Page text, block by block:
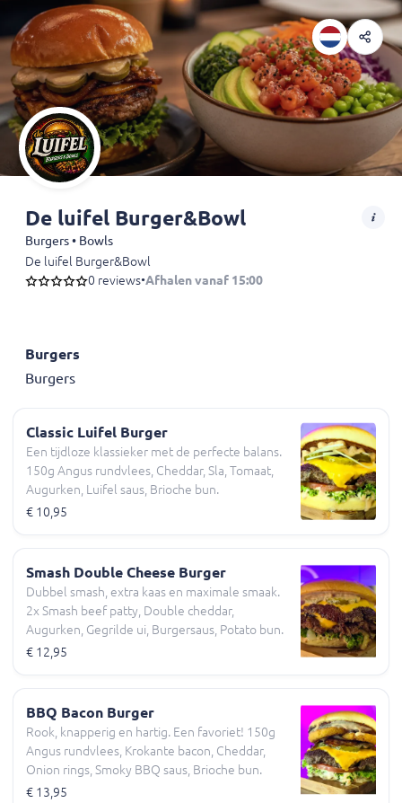
De luifel Burger&Bowl
Burgers • Bowls
De luifel Burger&Bowl
0 reviews•Afhalen vanaf 15:00
Burgers
Burgers
Classic Luifel Burger
Een tijdloze klassieker met de perfecte balans.
150g Angus rundvlees, Cheddar, Sla, Tomaat,
Augurken, Luifel saus, Brioche bun.
€ 10,95
Smash Double Cheese Burger
Dubbel smash, extra kaas en maximale smaak.
2x Smash beef patty, Double cheddar,
Augurken, Gegrilde ui, Burgersaus, Potato bun.
€ 12,95
BBQ Bacon Burger
Rook, knapperig en hartig. Een favoriet! 150g
Angus rundvlees, Krokante bacon, Cheddar,
Onion rings, Smoky BBQ saus, Brioche bun.
€ 13,95